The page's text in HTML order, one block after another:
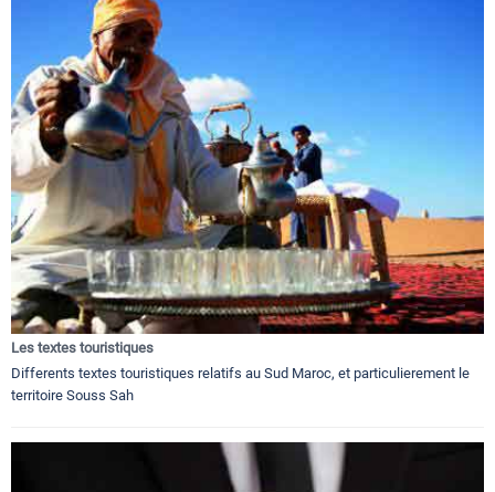
Les textes touristiques
Differents textes touristiques relatifs au Sud Maroc, et particulierement le
territoire Souss Sah